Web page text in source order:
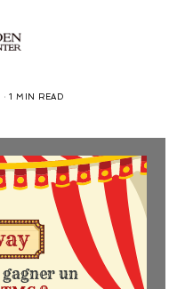
1 MIN READ